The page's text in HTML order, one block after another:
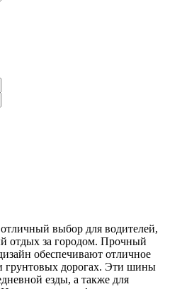
выбор для водителей,
отдых за городом. Прочный
обеспечивают отличное
грунтовых дорогах. Эти шины
езды, а также для